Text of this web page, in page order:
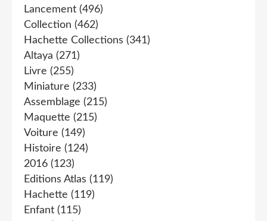
Lancement (496)
Collection (462)
Hachette Collections (341)
Altaya (271)
Livre (255)
Miniature (233)
Assemblage (215)
Maquette (215)
Voiture (149)
Histoire (124)
2016 (123)
Editions Atlas (119)
Hachette (119)
Enfant (115)